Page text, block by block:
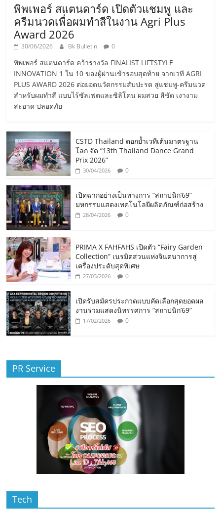
พิพเพอร์ สแตนดาร์ด เปิดตัวแชมพู และ
ครีมนวดเพื่อผมทำสีในงาน Agri Plus
Award 2026
30/06/2026 Bk Bulletin 0
พิพเพอร์ สแตนดาร์ด คว้ารางวัล FINALIST LIFTSTYLE
INNOVATION 1 ใน 10 ของผู้ผ่านเข้ารอบสุดท้าย จากเวที AGRI
PLUS AWARD 2026 ต่อยอดนวัตกรรมสับปะรด สู่แชมพู-ครีมนวด
สำหรับผมทำสี แบบไร้ซัลเฟตและซิลิโคน ผมสวย สีชัด เงางาม
สะอาด ปลอดภัย
CSTD Thailand ตอกย้ำเวทีเต้นมาตรฐาน
โลก จัด “13th Thailand Dance Grand
Prix 2026”
30/04/2026 0
เปิดฉากอย่างเป็นทางการ “สถาปนิก’69”
มหกรรมแสดงเทคโนโลยีผลิตภัณฑ์ก่อสร้าง
28/04/2026 0
PRIMA X FAHFAHS เปิดตัว “Fairy Garden
Collection” เนรมิตสวนแห่งจินตนาการสู่
เครื่องประดับสุดพิเศษ
27/03/2026 0
เปิดรับสมัครประกวดแบบคัดเลือกสุดยอดผล
งานร่วมแสดงนิทรรศการ “สถาปนิก’69”
17/02/2026 0
PR Service
Tech